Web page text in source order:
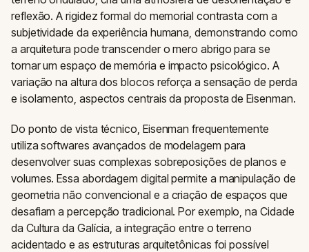
reflexão. A rigidez formal do memorial contrasta com a
subjetividade da experiência humana, demonstrando como
a arquitetura pode transcender o mero abrigo para se
tornar um espaço de memória e impacto psicológico. A
variação na altura dos blocos reforça a sensação de perda
e isolamento, aspectos centrais da proposta de Eisenman.
Do ponto de vista técnico, Eisenman frequentemente
utiliza softwares avançados de modelagem para
desenvolver suas complexas sobreposições de planos e
volumes. Essa abordagem digital permite a manipulação de
geometria não convencional e a criação de espaços que
desafiam a percepção tradicional. Por exemplo, na Cidade
da Cultura da Galícia, a integração entre o terreno
acidentado e as estruturas arquitetônicas foi possível